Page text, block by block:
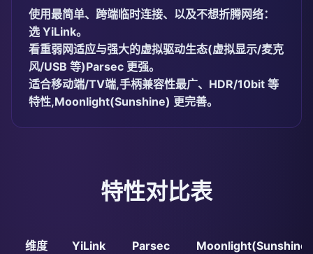
使用最简单、跨端临时连接、以及不想折腾网络：
选 YiLink。
看重弱网适应与强大的虚拟驱动生态(虚拟显示/麦克
风/USB 等)Parsec 更强。
适合移动端/TV端,手柄兼容性最广、HDR/10bit 等
特性,Moonlight(Sunshine) 更完善。
特性对比表
维度 YiLink Parsec Moonlight(Sunshine)